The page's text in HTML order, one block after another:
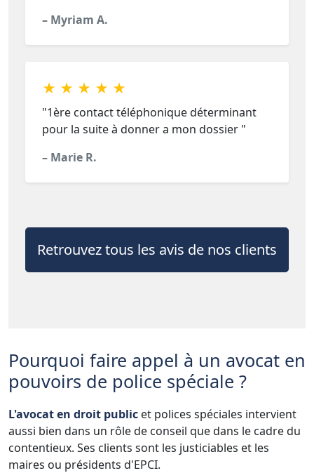
– Myriam A.
★ ★ ★ ★ ★
"1ère contact téléphonique déterminant
pour la suite à donner a mon dossier "
– Marie R.
Retrouvez tous les avis de nos clients
Pourquoi faire appel à un avocat en
pouvoirs de police spéciale ?
L'avocat en droit public et polices spéciales intervient
aussi bien dans un rôle de conseil que dans le cadre du
contentieux. Ses clients sont les justiciables et les
maires ou présidents d'EPCI.